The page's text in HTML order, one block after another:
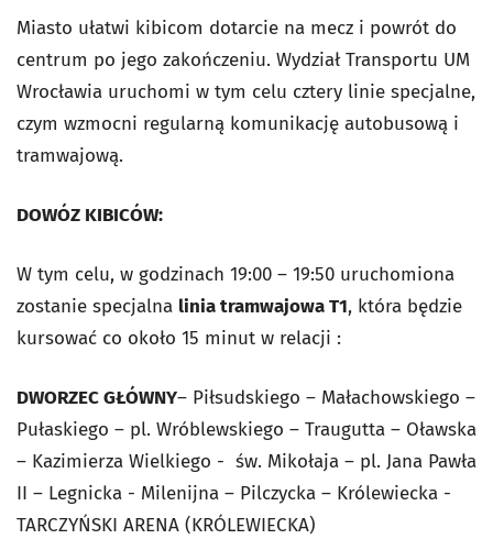
Miasto ułatwi kibicom dotarcie na mecz i powrót do
centrum po jego zakończeniu. Wydział Transportu UM
Wrocławia uruchomi w tym celu cztery linie specjalne,
czym wzmocni regularną komunikację autobusową i
tramwajową.
DOWÓZ KIBICÓW:
W tym celu, w godzinach 19:00 – 19:50 uruchomiona
zostanie specjalna linia tramwajowa T1, która będzie
kursować co około 15 minut w relacji :
DWORZEC GŁÓWNY– Piłsudskiego – Małachowskiego –
Pułaskiego – pl. Wróblewskiego – Traugutta – Oławska
– Kazimierza Wielkiego - św. Mikołaja – pl. Jana Pawła
II – Legnicka - Milenijna – Pilczycka – Królewiecka -
TARCZYŃSKI ARENA (KRÓLEWIECKA)